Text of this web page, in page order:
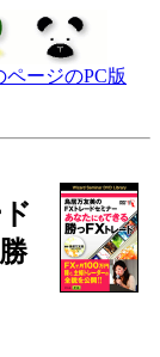
ページのPC版